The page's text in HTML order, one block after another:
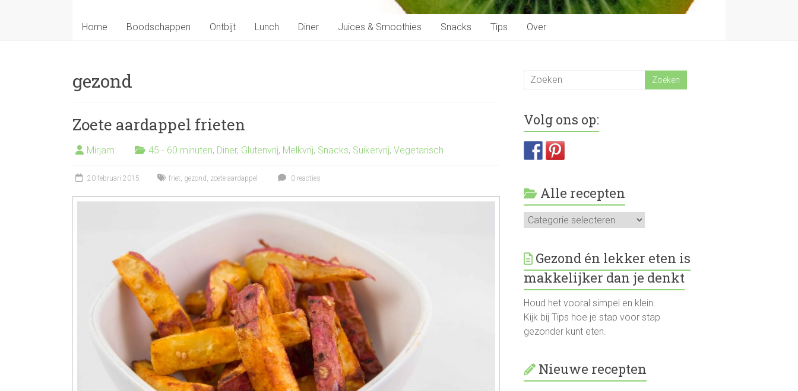
Home Boodschappen Ontbijt Lunch Diner Juices & Smoothies Snacks Tips Over
gezond
Zoete aardappel frieten
Mirjam 45 - 60 minuten, Diner, Glutenvrij, Melkvrij, Snacks, Suikervrij, Vegetarisch
20 februari 2015 friet, gezond , zoete aardappel 0 reacties
Volg ons op:
Alle recepten
Alle
recepten
Gezond én lekker eten is
makkelijker dan je denkt
Houd het vooral simpel en klein.
Kijk bij Tips hoe je stap voor stap
gezonder kunt eten.
Nieuwe recepten